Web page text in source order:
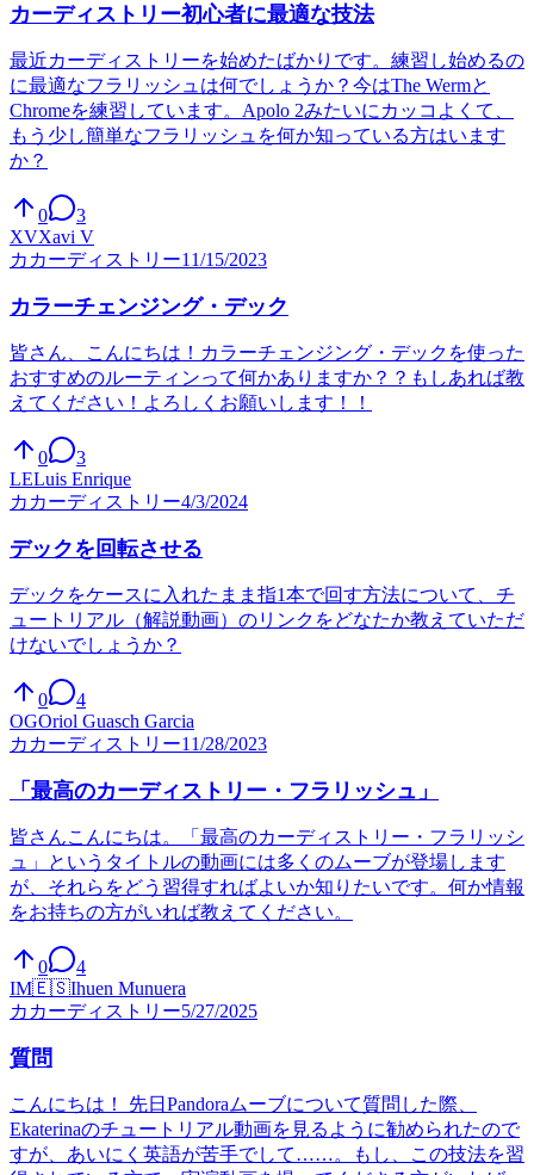
カーディストリー初心者に最適な技法
最近カーディストリーを始めたばかりです。練習し始めるの
に最適なフラリッシュは何でしょうか？今はThe Wermと
Chromeを練習しています。Apolo 2みたいにカッコよくて、
もう少し簡単なフラリッシュを何か知っている方はいます
か？
0
3
XVXavi V
カ カーディストリー11/15/2023
カラーチェンジング・デック
皆さん、こんにちは！カラーチェンジング・デックを使った
おすすめのルーティンって何かありますか？？もしあれば教
えてください！よろしくお願いします！！
0
3
LELuis Enrique
カ カーディストリー4/3/2024
デックを回転させる
デックをケースに入れたまま指1本で回す方法について、チ
ュートリアル（解説動画）のリンクをどなたか教えていただ
けないでしょうか？
0
4
OGOriol Guasch Garcia
カ カーディストリー11/28/2023
「最高のカーディストリー・フラリッシュ」
皆さんこんにちは。「最高のカーディストリー・フラリッシ
ュ」というタイトルの動画には多くのムーブが登場します
が、それらをどう習得すればよいか知りたいです。何か情報
をお持ちの方がいれば教えてください。
0
4
IM🇪🇸Ihuen Munuera
カ カーディストリー5/27/2025
質問
こんにちは！ 先日Pandoraムーブについて質問した際、
Ekaterinaのチュートリアル動画を見るように勧められたので
すが、あいにく英語が苦手でして……。もし、この技法を習